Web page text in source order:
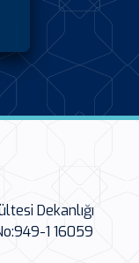
Dekanlığı
1 16059